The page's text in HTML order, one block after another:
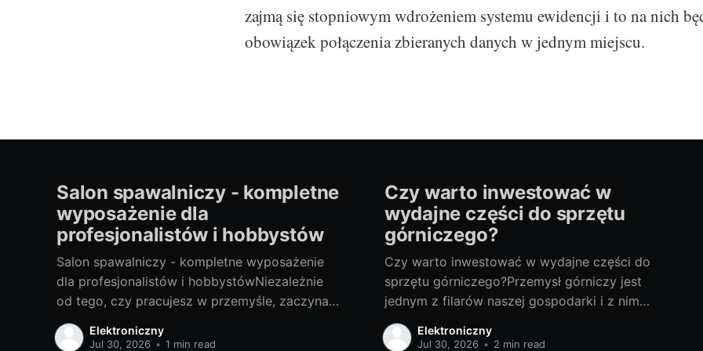
zajmą się stopniowym wdrożeniem systemu ewidencji i to na nich
obowiązek połączenia zbieranych danych w jednym miejscu.
Salon spawalniczy - kompletne
wyposażenie dla
profesjonalistów i hobbystów
Salon spawalniczy - kompletne wyposażenie
dla profesjonalistów i hobbystówNiezależnie
od tego, czy pracujesz w przemyśle, zaczynasz
swoją przygodę z hobbystycznym spawaniem,
czy jesteś gdzieś pomiędzy, salon spawalniczy
Elektroniczny
Jul 30, 2026 • 1 min read
Czy warto inwestować w
wydajne części do sprzętu
górniczego?
Czy warto inwestować w wydajne części do
sprzętu górniczego?Przemysł górniczy jest
jednym z filarów naszej gospodarki i z nim
związane są liczne innowacje i rozwijane
technologie. Specyfika tej działalności wymaga
Elektroniczny
Jul 30, 2026 • 2 min read